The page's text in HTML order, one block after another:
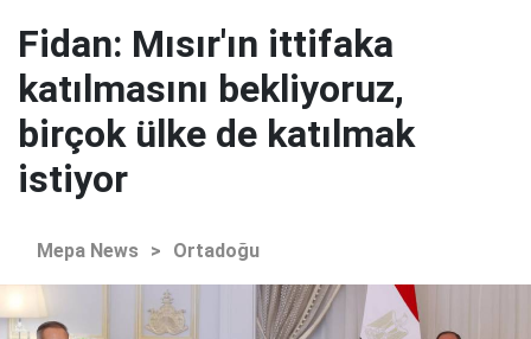
Fidan: Mısır'ın ittifaka
katılmasını bekliyoruz,
birçok ülke de katılmak
istiyor
Mepa News > Ortadoğu